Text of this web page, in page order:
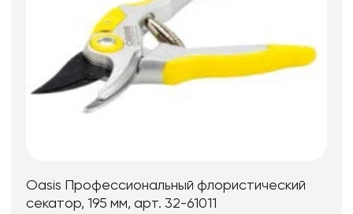
Oasis Профессиональный флористический
секатор, 195 мм, арт. 32-61011